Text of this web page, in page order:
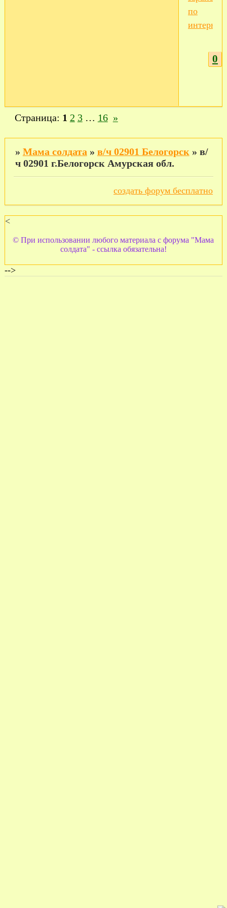
по
0
Страница: 1 2 3 … 16 »
» Мама солдата » в/ч 02901 Белогорск » в/
ч 02901 г.Белогорск Амурская обл.
создать форум бесплатно
<
© При использовании любого материала с форума "Мама
солдата" - ссылка обязательна!
-->